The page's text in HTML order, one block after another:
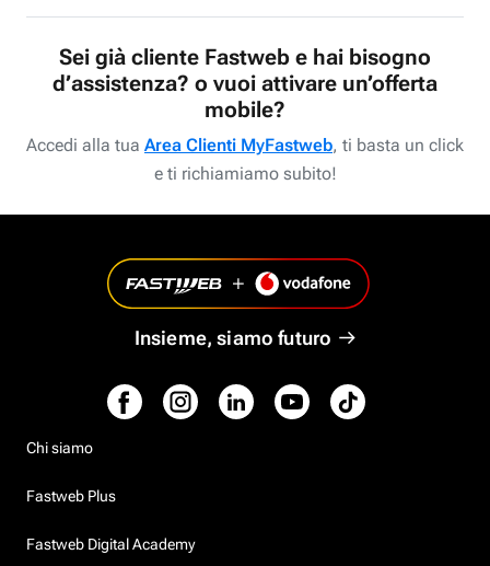
Sei già cliente Fastweb e hai bisogno
d’assistenza? o vuoi attivare un’offerta
mobile?
Accedi alla tua Area Clienti MyFastweb, ti basta un click
e ti richiamiamo subito!
Insieme, siamo futuro
Chi siamo
Fastweb Plus
Fastweb Digital Academy